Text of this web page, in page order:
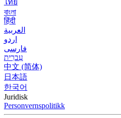
বাংলা
हिंदी
العربية
اردو
فارسی
עִברִית
中文 (简体)
日本語
한국어
Juridisk
Personvernspolitikk